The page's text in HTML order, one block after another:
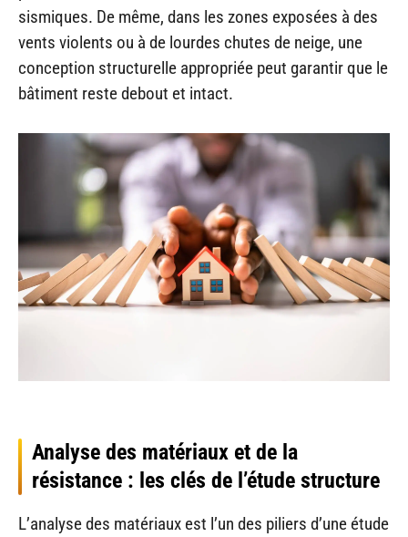
sismiques. De même, dans les zones exposées à des
vents violents ou à de lourdes chutes de neige, une
conception structurelle appropriée peut garantir que le
bâtiment reste debout et intact.
Analyse des matériaux et de la
résistance : les clés de l’étude structure
L’analyse des matériaux est l’un des piliers d’une étude